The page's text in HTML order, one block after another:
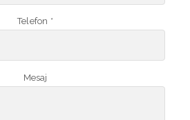
Telefon *
Mesaj